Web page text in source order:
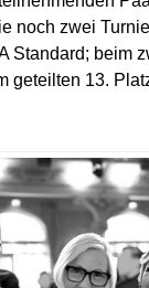
noch zwei
Standard; beim
geteilten 13.